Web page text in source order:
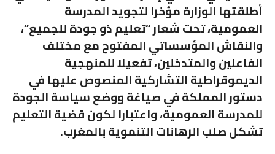
أطلقتها الوزارة مؤخرا لتجويد المدرسة
العمومية، تحت شعار “تعليم ذو جودة للجميع”،
والنقاش المؤسساتي المفتوح مع مختلف
الفاعلين والمتدخلين، تفعيلا للمنهجية
الديموقراطية التشاركية المنصوص عليها في
دستور المملكة في صياغة ووضع سياسة الجودة
للمدرسة العمومية، واعتبارا لكون قضية التعليم
تشكل صلب الرهانات التنموية بالمغرب.